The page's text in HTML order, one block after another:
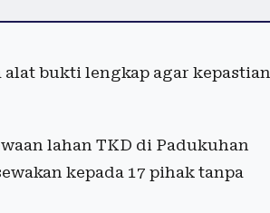
alat bukti lengkap agar kepastian
lahan TKD di Padukuhan
kepada 17 pihak tanpa